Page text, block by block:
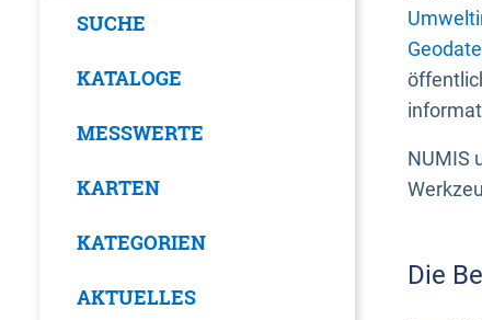
SUCHE
KATALOGE
MESSWERTE
KARTEN
KATEGORIEN
AKTUELLES
NUMIS
Die